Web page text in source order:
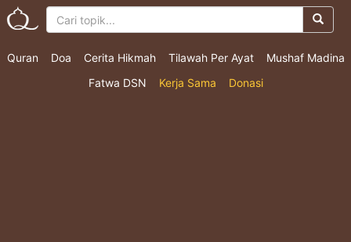
Quran Doa Cerita Hikmah Tilawah Per Ayat
Mushaf Madina
Fatwa DSN
Kerja Sama Donasi